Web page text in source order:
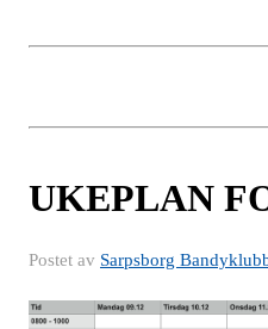
UKEPLAN
Postet av Sarpsborg